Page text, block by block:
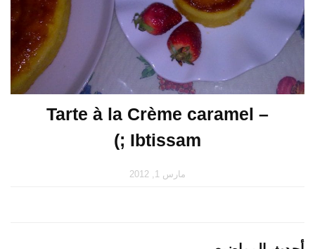
Tarte à la Crème caramel –
Ibtissam ;)
مارس 1, 2012